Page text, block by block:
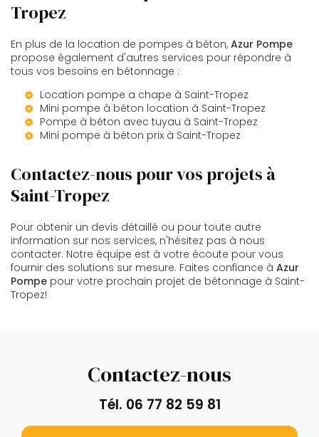
Tropez
En plus de la location de pompes à béton, Azur Pompe
propose également d'autres services pour répondre à
tous vos besoins en bétonnage :
Location pompe a chape à Saint-Tropez
Mini pompe à béton location à Saint-Tropez
Pompe à béton avec tuyau à Saint-Tropez
Mini pompe à béton prix à Saint-Tropez
Contactez-nous pour vos projets à
Saint-Tropez
Pour obtenir un devis détaillé ou pour toute autre
information sur nos services, n'hésitez pas à nous
contacter. Notre équipe est à votre écoute pour vous
fournir des solutions sur mesure. Faites confiance à Azur
Pompe pour votre prochain projet de bétonnage à Saint-
Tropez!
Contactez-nous
Tél. 06 77 82 59 81